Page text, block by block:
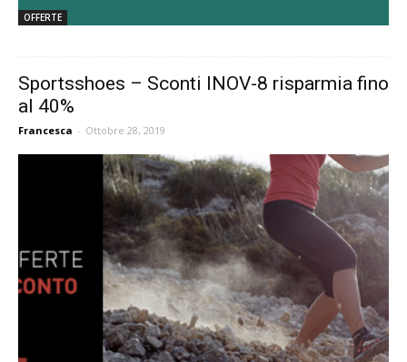
OFFERTE
Sportsshoes – Sconti INOV-8 risparmia fino
al 40%
Francesca - Ottobre 28, 2019